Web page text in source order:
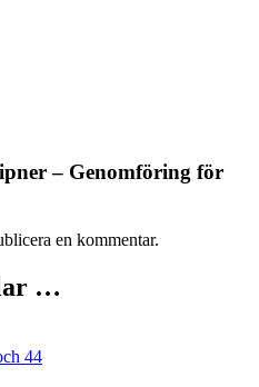
– Genomföring för
en kommentar.
…